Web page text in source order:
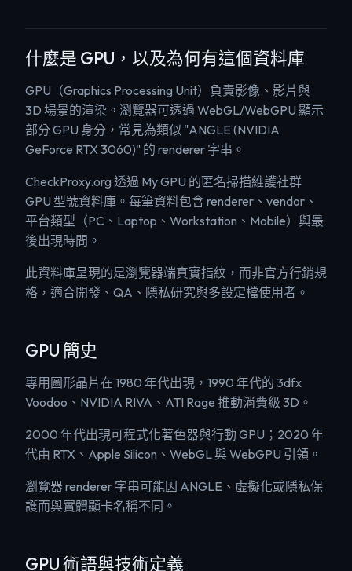
什麼是 GPU，以及為何有這個資料庫
GPU（Graphics Processing Unit）負責影像、影片與
3D 場景的渲染。瀏覽器可透過 WebGL/WebGPU 顯示
部分 GPU 身分，常見為類似 "ANGLE (NVIDIA
GeForce RTX 3060)" 的 renderer 字串。
CheckProxy.org 透過 My GPU 的匿名掃描維護社群
GPU 型號資料庫。每筆資料包含 renderer、vendor、
平台類型（PC、Laptop、Workstation、Mobile）與最
後出現時間。
此資料庫呈現的是瀏覽器端真實指紋，而非官方行銷規
格，適合開發、QA、隱私研究與多設定檔使用者。
GPU 簡史
專用圖形晶片在 1980 年代出現，1990 年代的 3dfx
Voodoo、NVIDIA RIVA、ATI Rage 推動消費級 3D。
2000 年代出現可程式化著色器與行動 GPU；2020 年
代由 RTX、Apple Silicon、WebGL 與 WebGPU 引領。
瀏覽器 renderer 字串可能因 ANGLE、虛擬化或隱私保
護而與實體顯卡名稱不同。
GPU 術語與技術定義